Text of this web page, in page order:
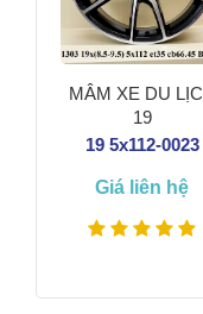
MÂM XE DU
19
19 5x112-0023
Giá liên hệ